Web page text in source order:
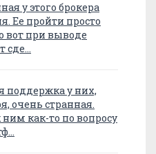
у этого брокера
Ее пройти просто
вот при выводе
сде…
поддержка у них,
очень странная.
как-то по вопросу